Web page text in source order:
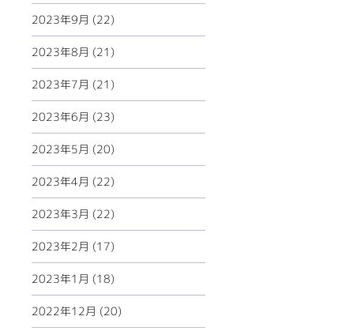
2023年9月 (22)
2023年8月 (21)
2023年7月 (21)
2023年6月 (23)
2023年5月 (20)
2023年4月 (22)
2023年3月 (22)
2023年2月 (17)
2023年1月 (18)
2022年12月 (20)